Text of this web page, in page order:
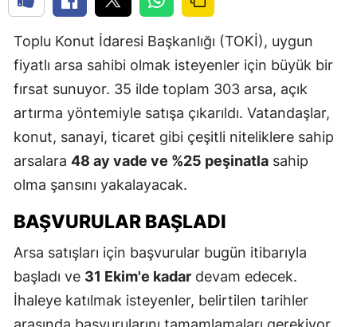
Toplu Konut İdaresi Başkanlığı (TOKİ), uygun
fiyatlı arsa sahibi olmak isteyenler için büyük bir
fırsat sunuyor. 35 ilde toplam 303 arsa, açık
artırma yöntemiyle satışa çıkarıldı. Vatandaşlar,
konut, sanayi, ticaret gibi çeşitli niteliklere sahip
arsalara 48 ay vade ve %25 peşinatla sahip
olma şansını yakalayacak.
BAŞVURULAR BAŞLADI
Arsa satışları için başvurular bugün itibarıyla
başladı ve 31 Ekim'e kadar devam edecek.
İhaleye katılmak isteyenler, belirtilen tarihler